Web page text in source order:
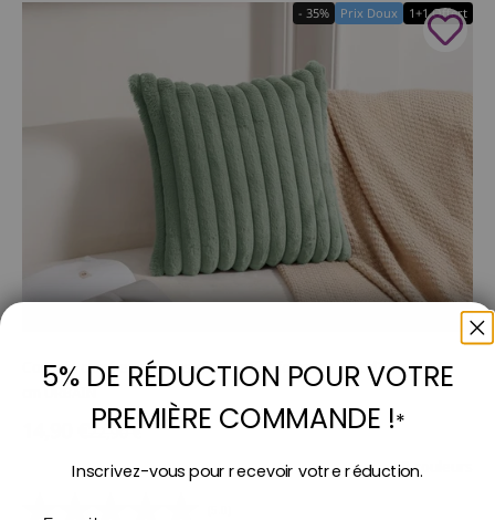
1+1 Offert
Prix Doux
- 35%
Coussin carré en velours côtelé effet fourrure vert d'eau 45x45
cm URBAIN
Prix de vente
Prix normal
22,90 €
8 couleurs
5% DE RÉDUCTION POUR VOTRE
PREMIÈRE COMMANDE !*
Inscrivez-vous pour recevoir votre réduction.